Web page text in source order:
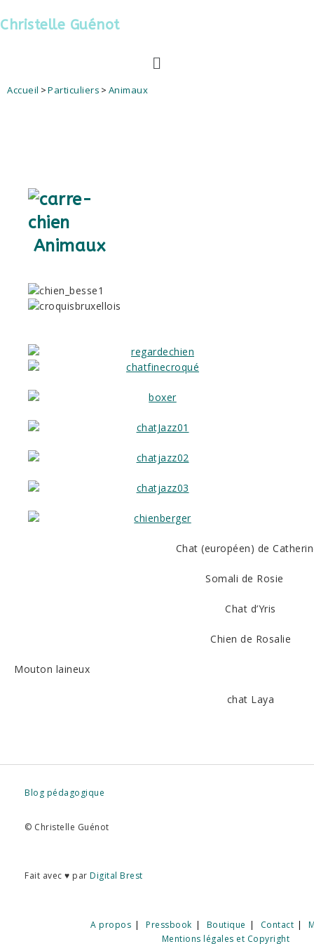
Christelle Guénot
Accueil >Particuliers > Animaux
Animaux
Chat (européen) de
Somali de Rosie
Chat d’Yris
Chien de Rosalie
Mouton laineux
chat Laya
Blog pédagogique
© Christelle Guénot
Fait avec ♥ par Digital Brest
A propos Pressbook Boutique Contact
Mentions légales et Copyright